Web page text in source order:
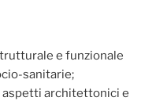
e funzionale
sanitarie;
aspetti architettonici e